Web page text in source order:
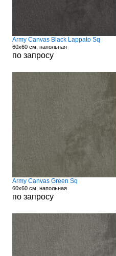
Army Canvas Black Lappato Sq
60x60 см, напольная
по запросу
Army Canvas Green Sq
60x60 см, напольная
по запросу